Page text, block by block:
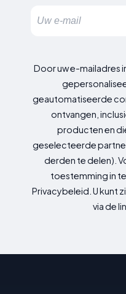
Door uw e-mailadres
geautomatiseerde
ontvangen,
producten en
geselecteerde
derden te delen).
toestemming in
Privacybeleid. U kunt
via de